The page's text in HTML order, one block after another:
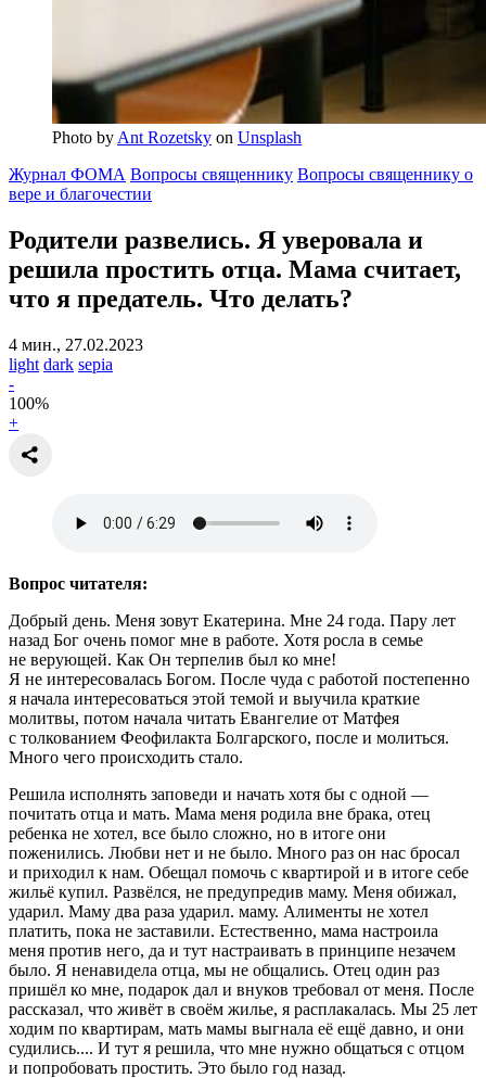
Photo by Ant Rozetsky on Unsplash
Журнал ФОМА Вопросы священнику Вопросы священнику о
вере и благочестии
Родители развелись. Я уверовала и
решила простить отца. Мама считает,
что я предатель. Что делать?
4 мин., 27.02.2023
light dark sepia
-
100%
+
Вопрос читателя:
Добрый день. Меня зовут Екатерина. Мне 24 года. Пару лет
назад Бог очень помог мне в работе. Хотя росла в семье
не верующей. Как Он терпелив был ко мне!
Я не интересовалась Богом. После чуда с работой постепенно
я начала интересоваться этой темой и выучила краткие
молитвы, потом начала читать Евангелие от Матфея
с толкованием Феофилакта Болгарского, после и молиться.
Много чего происходить стало.
Решила исполнять заповеди и начать хотя бы с одной —
почитать отца и мать. Мама меня родила вне брака, отец
ребенка не хотел, все было сложно, но в итоге они
поженились. Любви нет и не было. Много раз он нас бросал
и приходил к нам. Обещал помочь с квартирой и в итоге себе
жильё купил. Развёлся, не предупредив маму. Меня обижал,
ударил. Маму два раза ударил. маму. Алименты не хотел
платить, пока не заставили. Естественно, мама настроила
меня против него, да и тут настраивать в принципе незачем
было. Я ненавидела отца, мы не общались. Отец один раз
пришёл ко мне, подарок дал и внуков требовал от меня. После
рассказал, что живёт в своём жилье, я расплакалась. Мы 25 лет
ходим по квартирам, мать мамы выгнала её ещё давно, и они
судились.... И тут я решила, что мне нужно общаться с отцом
и попробовать простить. Это было год назад.